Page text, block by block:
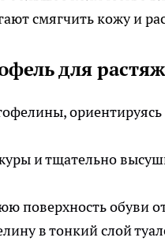
смягчить кожу и
для
и тщательно
поверхность обуви
в тонкий слой